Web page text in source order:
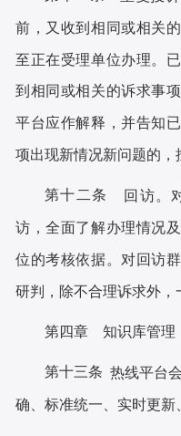
前，又收到相同或相关
至正在受理单位办理。
到相同或相关的诉求事
平台应作解释，并告知
项出现新情况新问题的，
第十二条 回访。
访，全面了解办理情况
位的考核依据。对回访
研判，除不合理诉求外，
第四章知识库管理
第十三条热线平台
确、标准统一、实时更新